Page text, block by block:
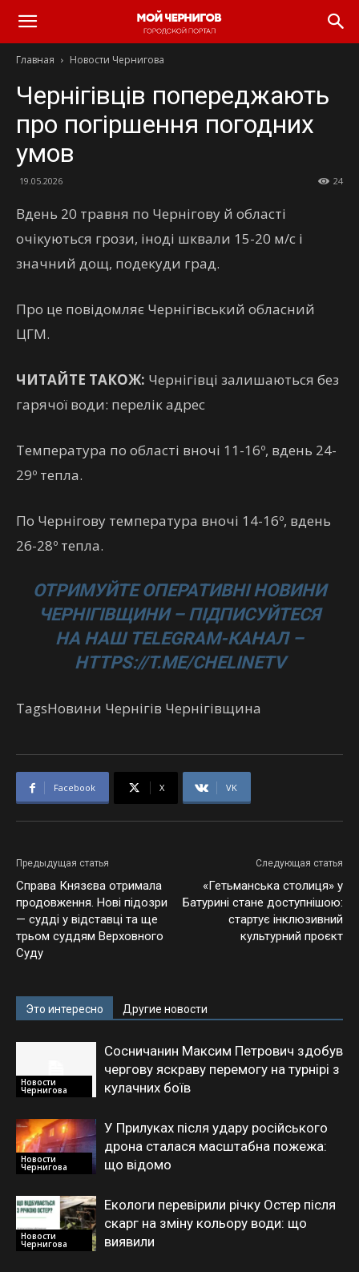
Главная Новости Чернигова
Чернігівців попереджають
про погіршення погодних
умов
19.05.2026 24
Вдень 20 травня по Чернігову й області
очікуються грози, іноді шквали 15-20 м/с і
значний дощ, подекуди град.
Про це повідомляє Чернігівський обласний
ЦГМ.
ЧИТАЙТЕ ТАКОЖ: Чернігівці залишаються без
гарячої води: перелік адрес
Температура по області вночі 11-16º, вдень 24-
29º тепла.
По Чернігову температура вночі 14-16º, вдень
26-28º тепла.
ОТРИМУЙТЕ ОПЕРАТИВНІ НОВИНИ
ЧЕРНІГІВЩИНИ – ПІДПИСУЙТЕСЯ
НА НАШ TELEGRAM-КАНАЛ –
HTTPS://T.ME/CHELINETV
TagsНовини Чернігів Чернігівщина
Facebook X VK
Предыдущая статья
Справа Князєва отримала
продовження. Нові підозри
— судді у відставці та ще
трьом суддям Верховного
Суду
Следующая статья
«Гетьманська столиця» у
Батурині стане доступнішою:
стартує інклюзивний
культурний проєкт
Это интересно Другие новости
Новости
Чернигова
Сосничанин Максим Петрович здобув
чергову яскраву перемогу на турнірі з
кулачних боїв
Новости
Чернигова
У Прилуках після удару російського
дрона сталася масштабна пожежа:
що відомо
Новости
Чернигова
Екологи перевірили річку Остер після
скарг на зміну кольору води: що
виявили